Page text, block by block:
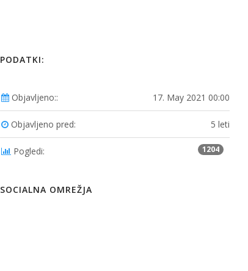
PODATKI:
Objavljeno:: 17. May 2021 00:00
Objavljeno pred: 5 leti
Pogledi: 1204
SOCIALNA OMREŽJA